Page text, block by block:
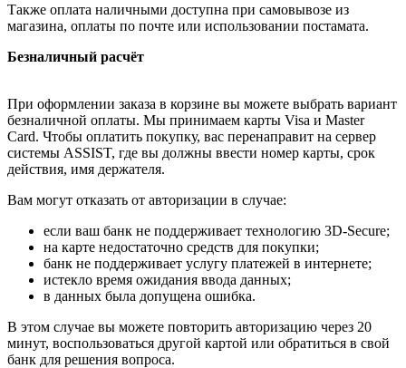
Также оплата наличными доступна при самовывозе из
магазина, оплаты по почте или использовании постамата.
Безналичный расчёт
При оформлении заказа в корзине вы можете выбрать вариант
безналичной оплаты. Мы принимаем карты Visa и Master
Card. Чтобы оплатить покупку, вас перенаправит на сервер
системы ASSIST, где вы должны ввести номер карты, срок
действия, имя держателя.
Вам могут отказать от авторизации в случае:
если ваш банк не поддерживает технологию 3D-Secure;
на карте недостаточно средств для покупки;
банк не поддерживает услугу платежей в интернете;
истекло время ожидания ввода данных;
в данных была допущена ошибка.
В этом случае вы можете повторить авторизацию через 20
минут, воспользоваться другой картой или обратиться в свой
банк для решения вопроса.